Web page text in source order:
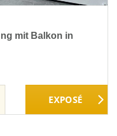
mit Balkon in